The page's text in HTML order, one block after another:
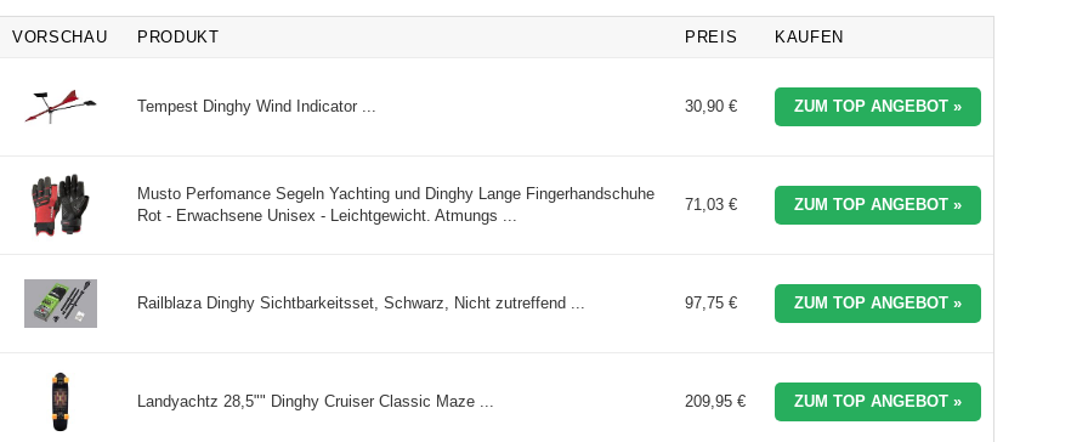
VORSCHAU PRODUKT PREIS KAUFEN
Tempest Dinghy Wind Indicator ... 30,90 € ZUM TOP ANGEBOT »
Musto Perfomance Segeln Yachting und Dinghy Lange Fingerhandschuhe
Rot - Erwachsene Unisex - Leichtgewicht. Atmungs ...
71,03 € ZUM TOP ANGEBOT »
Railblaza Dinghy Sichtbarkeitsset, Schwarz, Nicht zutreffend ... 97,75 € ZUM TOP ANGEBOT »
Landyachtz 28,5"" Dinghy Cruiser Classic Maze ... 209,95 € ZUM TOP ANGEBOT »